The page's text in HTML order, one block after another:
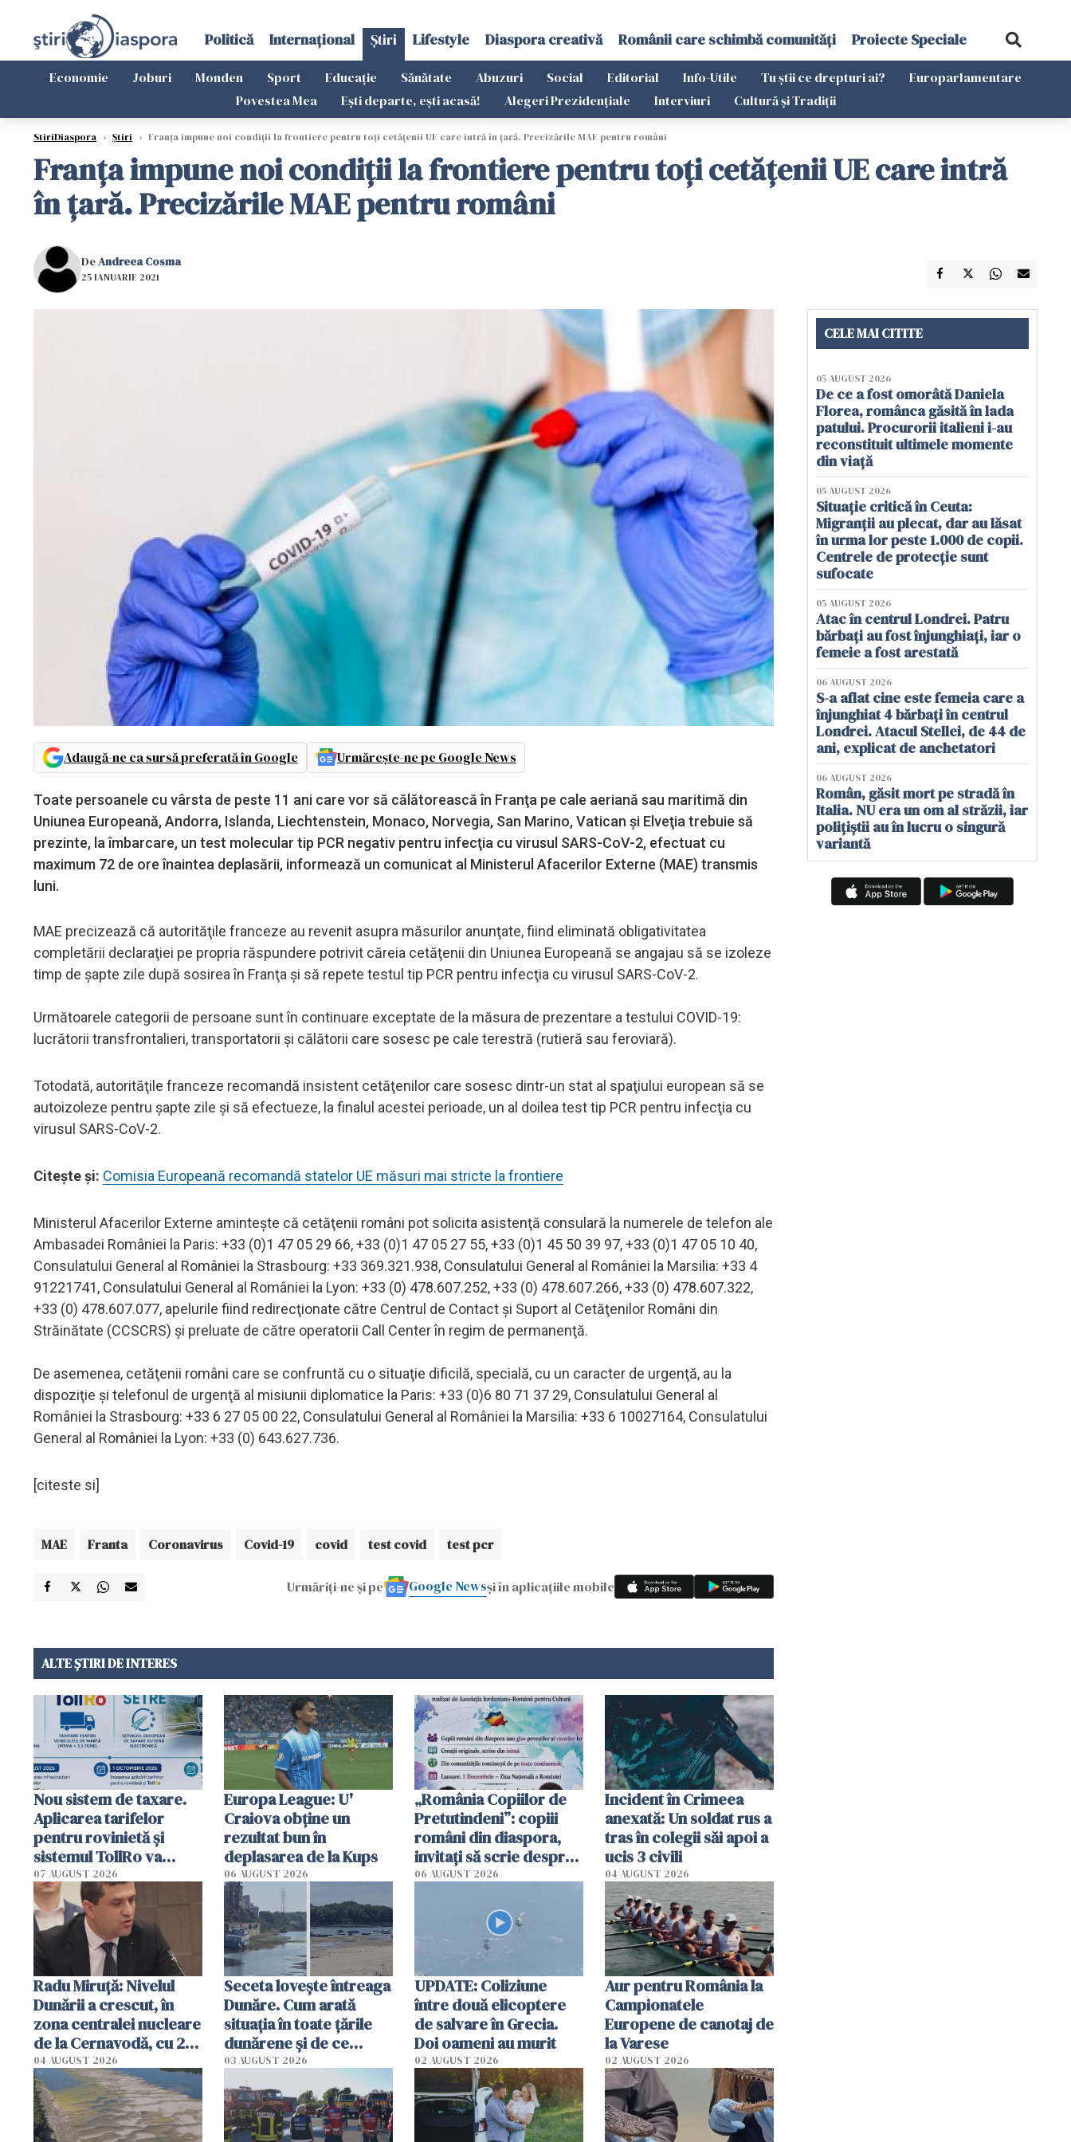
Politică Internațional Știri Lifestyle Diaspora creativă Românii care schimbă comunități Proiecte Speciale
Economie Joburi Monden Sport Educație Sănătate Abuzuri Social Editorial Info-Utile Tu știi ce drepturi ai?
Europarlamentare
Povestea Mea
Ești departe, ești acasă! Alegeri Prezidențiale Interviuri Cultură și Tradiții
StiriDiaspora › Știri › Franţa impune noi condiţii la frontiere pentru toţi cetăţenii UE care intră în ţară. Precizările MAE pentru români
Franţa impune noi condiţii la frontiere pentru toţi cetăţenii UE care intră
în ţară. Precizările MAE pentru români
DeAndreea Cosma
25 IANUARIE 2021
Adaugă-ne ca sursă preferată în Google Urmărește-ne pe Google News
Toate persoanele cu vârsta de peste 11 ani care vor să călătorească în Franţa pe cale aeriană sau maritimă din
Uniunea Europeană, Andorra, Islanda, Liechtenstein, Monaco, Norvegia, San Marino, Vatican şi Elveţia trebuie să
prezinte, la îmbarcare, un test molecular tip PCR negativ pentru infecţia cu virusul SARS-CoV-2, efectuat cu
maximum 72 de ore înaintea deplasării, informează un comunicat al Ministerul Afacerilor Externe (MAE) transmis
luni.
MAE precizează că autorităţile franceze au revenit asupra măsurilor anunţate, fiind eliminată obligativitatea
completării declaraţiei pe propria răspundere potrivit căreia cetăţenii din Uniunea Europeană se angajau să se izoleze
timp de şapte zile după sosirea în Franţa şi să repete testul tip PCR pentru infecţia cu virusul SARS-CoV-2.
Următoarele categorii de persoane sunt în continuare exceptate de la măsura de prezentare a testului COVID-19:
lucrătorii transfrontalieri, transportatorii şi călătorii care sosesc pe cale terestră (rutieră sau feroviară).
Totodată, autorităţile franceze recomandă insistent cetăţenilor care sosesc dintr-un stat al spaţiului european să se
autoizoleze pentru şapte zile şi să efectueze, la finalul acestei perioade, un al doilea test tip PCR pentru infecţia cu
virusul SARS-CoV-2.
Citeşte şi: Comisia Europeană recomandă statelor UE măsuri mai stricte la frontiere
Ministerul Afacerilor Externe aminteşte că cetăţenii români pot solicita asistenţă consulară la numerele de telefon ale
Ambasadei României la Paris: +33 (0)1 47 05 29 66, +33 (0)1 47 05 27 55, +33 (0)1 45 50 39 97, +33 (0)1 47 05 10 40,
Consulatului General al României la Strasbourg: +33 369.321.938, Consulatului General al României la Marsilia: +33 4
91221741, Consulatului General al României la Lyon: +33 (0) 478.607.252, +33 (0) 478.607.266, +33 (0) 478.607.322,
+33 (0) 478.607.077, apelurile fiind redirecţionate către Centrul de Contact şi Suport al Cetăţenilor Români din
Străinătate (CCSCRS) şi preluate de către operatorii Call Center în regim de permanenţă.
De asemenea, cetăţenii români care se confruntă cu o situaţie dificilă, specială, cu un caracter de urgenţă, au la
dispoziţie şi telefonul de urgenţă al misiunii diplomatice la Paris: +33 (0)6 80 71 37 29, Consulatului General al
României la Strasbourg: +33 6 27 05 00 22, Consulatului General al României la Marsilia: +33 6 10027164, Consulatului
General al României la Lyon: +33 (0) 643.627.736.
[citeste si]
MAE Franta Coronavirus Covid-19 covid test covid test pcr
Urmăriți-ne și pe Google Newsși în aplicațiile mobile
ALTE ȘTIRI DE INTERES
Nou sistem de taxare.
Aplicarea tarifelor
pentru rovinietă şi
sistemul TollRo va
începe la 1 octombrie
07 AUGUST 2026
Europa League: U'
Craiova obține un
rezultat bun în
deplasarea de la Kups
06 AUGUST 2026
„România Copiilor de
Pretutindeni”: copiii
români din diaspora,
invitați să scrie despre
România într-un volum
06 AUGUST 2026
Incident în Crimeea
anexată: Un soldat rus a
tras în colegii săi apoi a
ucis 3 civili
04 AUGUST 2026
Radu Miruţă: Nivelul
Dunării a crescut, în
zona centralei nucleare
de la Cernavodă, cu 2
cm faţă de ziua trecută
04 AUGUST 2026
Seceta lovește întreaga
Dunăre. Cum arată
situația în toate țările
dunărene și de ce
România resimte
efectele, deși a plouat
în iulie
03 AUGUST 2026
UPDATE: Coliziune
între două elicoptere
de salvare în Grecia.
Doi oameni au murit
02 AUGUST 2026
Aur pentru România la
Campionatele
Europene de canotaj de
la Varese
02 AUGUST 2026
CELE MAI CITITE
05 AUGUST 2026
De ce a fost omorâtă Daniela
Florea, românca găsită în lada
patului. Procurorii italieni i-au
reconstituit ultimele momente
din viață
05 AUGUST 2026
Situație critică în Ceuta:
Migranții au plecat, dar au lăsat
în urma lor peste 1.000 de copii.
Centrele de protecție sunt
sufocate
05 AUGUST 2026
Atac în centrul Londrei. Patru
bărbați au fost înjunghiați, iar o
femeie a fost arestată
06 AUGUST 2026
S-a aflat cine este femeia care a
înjunghiat 4 bărbați în centrul
Londrei. Atacul Stellei, de 44 de
ani, explicat de anchetatori
06 AUGUST 2026
Român, găsit mort pe stradă în
Italia. NU era un om al străzii, iar
polițiștii au în lucru o singură
variantă